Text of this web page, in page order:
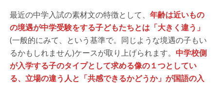
最近の中学入試の素材文の特徴として、 年齢は近いもの
の境遇が中学受験をする子どもたちとは「大きく違う」
(一般的にみて、という基準で。同じような境遇の子もい
るかもしれません)ケースが取り上げられます。 中学校側
が入学する子のタイプとして求める像の１つとしてい
る、立場の違う人と「共感できるかどうか」が国語の入